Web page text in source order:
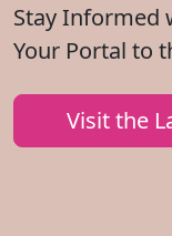
Stay Informed
Your Portal to
Visit the